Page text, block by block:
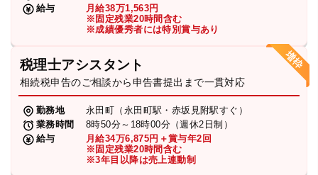
給与
月給38万1,563円
※固定残業20時間含む
※成績優秀者には特別賞与あり
税理士アシスタント
相続税申告のご相談から申告書提出まで一貫対応
勤務地
永田町（永田町駅・赤坂見附駅すぐ）
業務時間
8時50分～18時00分（週休2日制）
給与
月給34万6,875円＋賞与年2回
※固定残業20時間含む
※3年目以降は売上連動制
プライバシーポリシー
TikTok受賞 定義集 動画集